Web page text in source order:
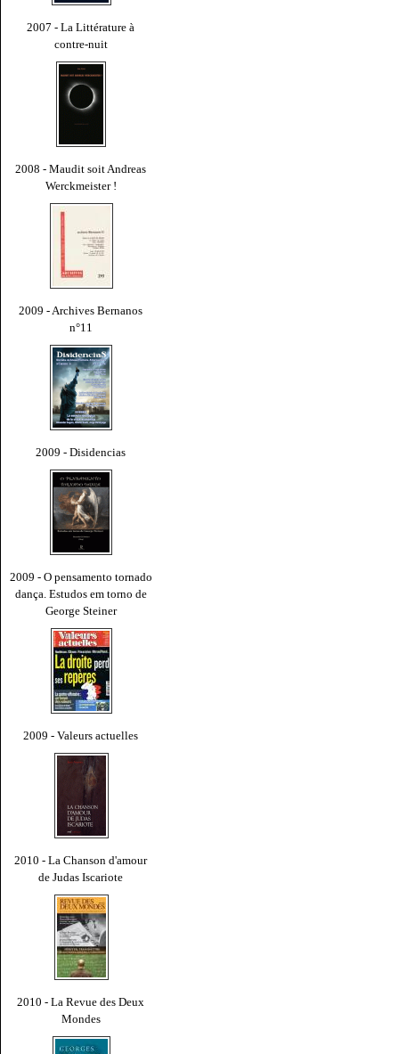
2007 - La Littérature à
contre-nuit
2008 - Maudit soit Andreas
Werckmeister !
2009 - Archives Bernanos
n°11
2009 - Disidencias
2009 - O pensamento tornado
dança. Estudos em torno de
George Steiner
2009 - Valeurs actuelles
2010 - La Chanson d'amour
de Judas Iscariote
2010 - La Revue des Deux
Mondes